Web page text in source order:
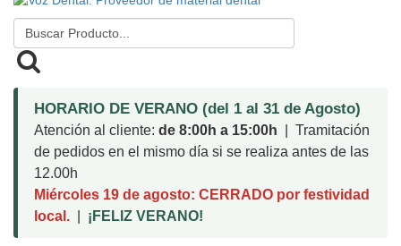
HORARIO DE VERANO (del 1 al 31 de Agosto)
Atención al cliente: de 8:00h a 15:00h | Tramitación
de pedidos en el mismo día si se realiza antes de las
12.00h
Miércoles 19 de agosto: CERRADO por festividad
local.
¡FELIZ VERANO!